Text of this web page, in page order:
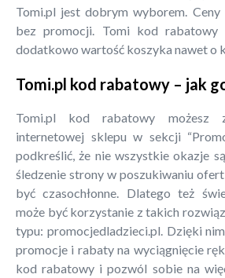
Tomi.pl jest dobrym wyborem.
bez promocji. Tomi kod rabatowy
dodatkowo wartość koszyka nawet o
Tomi.pl kod rabatowy – jak
Tomi.pl kod rabatowy możesz
internetowej sklepu w sekcji
podkreślić, że nie wszystkie okazje
śledzenie strony w poszukiwaniu
być czasochłonne. Dlatego też
może być korzystanie z takich
typu: promocjedladzieci.pl. Dzięki
promocje i rabaty na wyciągnięcie
kod rabatowy i pozwól sobie na